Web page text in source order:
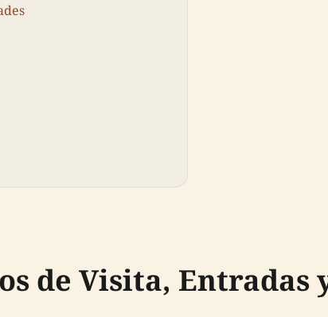
de Visita, Entradas